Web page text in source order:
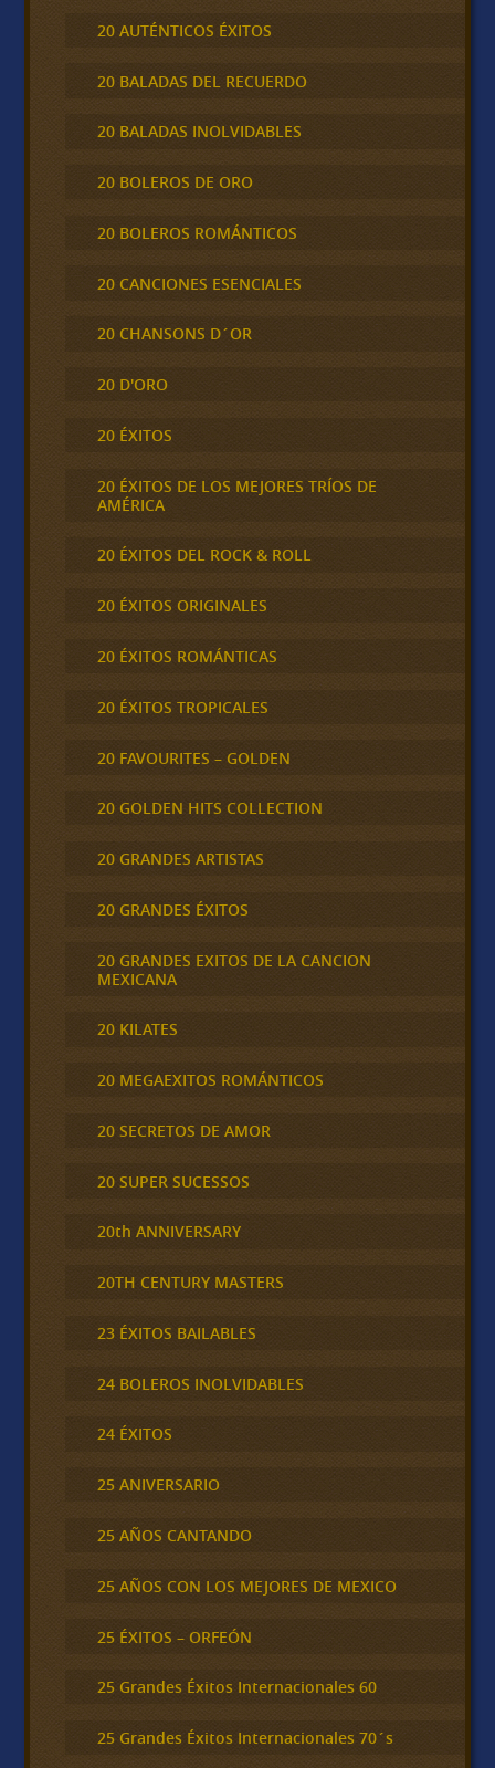
20 AUTÉNTICOS ÉXITOS
20 BALADAS DEL RECUERDO
20 BALADAS INOLVIDABLES
20 BOLEROS DE ORO
20 BOLEROS ROMÁNTICOS
20 CANCIONES ESENCIALES
20 CHANSONS D´OR
20 D'ORO
20 ÉXITOS
20 ÉXITOS DE LOS MEJORES TRÍOS DE
AMÉRICA
20 ÉXITOS DEL ROCK & ROLL
20 ÉXITOS ORIGINALES
20 ÉXITOS ROMÁNTICAS
20 ÉXITOS TROPICALES
20 FAVOURITES – GOLDEN
20 GOLDEN HITS COLLECTION
20 GRANDES ARTISTAS
20 GRANDES ÉXITOS
20 GRANDES EXITOS DE LA CANCION
MEXICANA
20 KILATES
20 MEGAEXITOS ROMÁNTICOS
20 SECRETOS DE AMOR
20 SUPER SUCESSOS
20th ANNIVERSARY
20TH CENTURY MASTERS
23 ÉXITOS BAILABLES
24 BOLEROS INOLVIDABLES
24 ÉXITOS
25 ANIVERSARIO
25 AÑOS CANTANDO
25 AÑOS CON LOS MEJORES DE MEXICO
25 ÉXITOS – ORFEÓN
25 Grandes Éxitos Internacionales 60
25 Grandes Éxitos Internacionales 70´s